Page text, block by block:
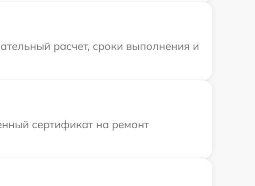
расчет, сроки выполнения и
сертификат на ремонт